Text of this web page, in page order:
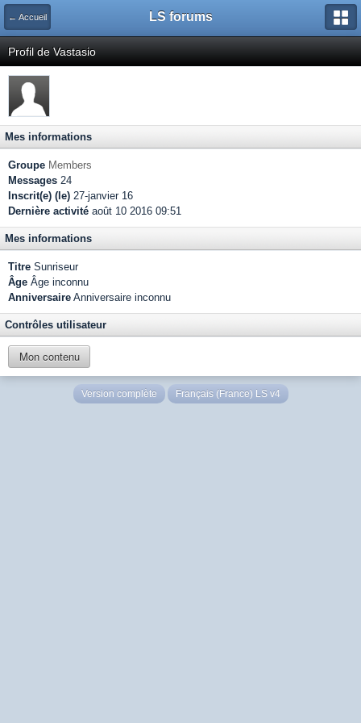
← Accueil LS forums
Profil de Vastasio
Mes informations
Groupe Members
Messages 24
Inscrit(e) (le) 27-janvier 16
Dernière activité août 10 2016 09:51
Mes informations
Titre Sunriseur
Âge Âge inconnu
Anniversaire Anniversaire inconnu
Contrôles utilisateur
Mon contenu
Version complète Français (France) LS v4